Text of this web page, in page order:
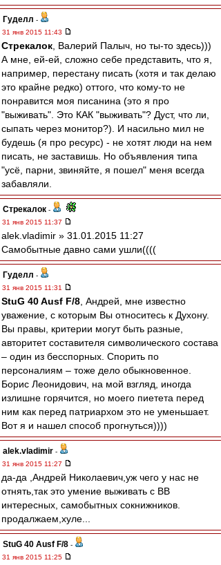
Гуделл -
31 янв 2015 11:43
Стрекалок , Валерий Палыч, но ты-то здесь)))
А мне, ей-ей, сложно себе представить, что я,
например, перестану писать (хотя и так делаю
это крайне редко) оттого, что кому-то не
понравится моя писанина (это я про
"выживать". Это КАК "выживать"? Дуст, что ли,
сыпать через монитор?). И насильно мил не
будешь (я про ресурс) - не хотят люди на нем
писать, не заставишь. Но объявления типа
"усё, парни, звиняйте, я пошел" меня всегда
забавляли.
Стрекалок -
31 янв 2015 11:37
alek.vladimir » 31.01.2015 11:27
Самобытные давно сами ушли((((
Гуделл -
31 янв 2015 11:31
StuG 40 Ausf F/8 , Андрей, мне известно
уважение, с которым Вы относитесь к Духону.
Вы правы, критерии могут быть разные,
авторитет составителя символического состава
– один из бесспорных. Спорить по
персоналиям – тоже дело обыкновенное.
Борис Леонидович, на мой взгляд, иногда
излишне горячится, но моего пиетета перед
ним как перед патриархом это не уменьшает.
Вот я и нашел способ прогнуться))))
alek.vladimir -
31 янв 2015 11:27
да-да ,Андрей Николаевич,уж чего у нас не
отнять,так это умение выживать с ВВ
интересных, самобытных сокнижников.
продалжаем,хуле...
StuG 40 Ausf F/8 -
31 янв 2015 11:25